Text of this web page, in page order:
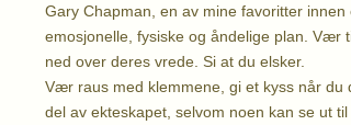
Gary Chapman, en av mine favoritter
emosjonelle, fysiske og åndelige plan. Vær
ned over deres vrede. Si at du elsker.
Vær raus med klemmene, gi et kyss når du
del av ekteskapet, selvom noen kan se ut